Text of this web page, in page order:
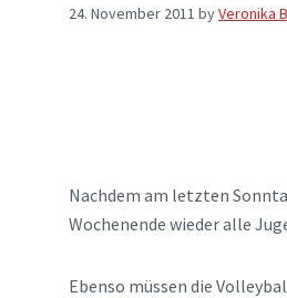
24. November 2011 byVeronika
Nachdem am letzten
Wochenende wieder alle
Ebenso müssen die